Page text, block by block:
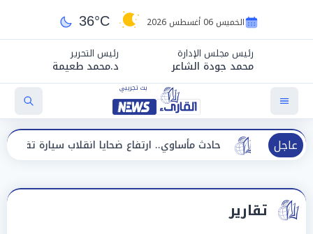
الخميس 06 أغسطس 2026 36°C
رئيس مجلس الإدارة
محمد جودة الشاعر
رئيس التحرير
د.محمد طعيمة
عاجلحادث مأساوي.. ارتفاع ضحايا انقلاب سيارة تقل عمالًا إلى 14 شخصًا
تقارير